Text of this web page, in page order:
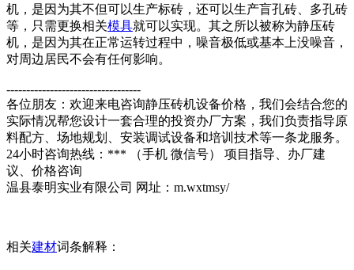
机，是因为其不但可以生产标砖，还可以生产盲孔砖、多孔砖
等，只需更换相关模具就可以实现。其之所以被称为静压砖
机，是因为其在正常运转过程中，噪音极低或基本上没噪音，
对周边居民不会有任何影响。
----------------------------------
各位朋友：欢迎来电咨询静压砖机设备价格，我们会结合您的
实际情况帮您设计一套合理的投资办厂方案，我们负责指导原
料配方、场地规划、安装调试设备和培训技术等一条龙服务。
24小时咨询热线：*** （手机 微信号） 项目指导、办厂建
议、价格咨询
温县泰明实业有限公司 网址：m.wxtmsy/
相关建材词条解释：